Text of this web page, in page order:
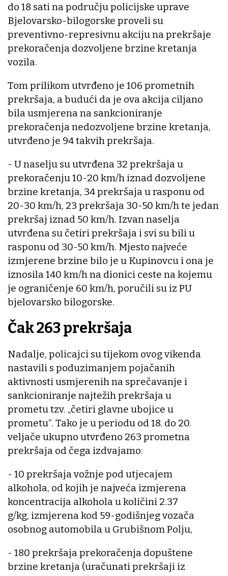
do 18 sati na području policijske uprave
Bjelovarsko-bilogorske proveli su
preventivno-represivnu akciju na prekršaje
prekoračenja dozvoljene brzine kretanja
vozila.
Tom prilikom utvrđeno je 106 prometnih
prekršaja, a budući da je ova akcija ciljano
bila usmjerena na sankcioniranje
prekoračenja nedozvoljene brzine kretanja,
utvrđeno je 94 takvih prekršaja.
- U naselju su utvrđena 32 prekršaja u
prekoračenju 10-20 km/h iznad dozvoljene
brzine kretanja, 34 prekršaja u rasponu od
20-30 km/h, 23 prekršaja 30-50 km/h te jedan
prekršaj iznad 50 km/h. Izvan naselja
utvrđena su četiri prekršaja i svi su bili u
rasponu od 30-50 km/h. Mjesto najveće
izmjerene brzine bilo je u Kupinovcu i ona je
iznosila 140 km/h na dionici ceste na kojemu
je ograničenje 60 km/h, poručili su iz PU
bjelovarsko bilogorske.
Čak 263 prekršaja
Nadalje, policajci su tijekom ovog vikenda
nastavili s poduzimanjem pojačanih
aktivnosti usmjerenih na sprečavanje i
sankcioniranje najtežih prekršaja u
prometu tzv. „četiri glavne ubojice u
prometu“. Tako je u periodu od 18. do 20.
veljače ukupno utvrđeno 263 prometna
prekršaja od čega izdvajamo:
- 10 prekršaja vožnje pod utjecajem
alkohola, od kojih je najveća izmjerena
koncentracija alkohola u količini 2.37
g/kg, izmjerena kod 59-godišnjeg vozača
osobnog automobila u Grubišnom Polju,
- 180 prekršaja prekoračenja dopuštene
brzine kretanja (uračunati prekršaji iz